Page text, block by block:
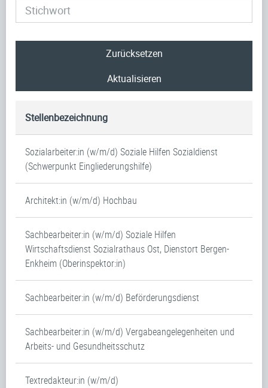
Zurücksetzen
Aktualisieren
Stellenbezeichnung
Sozialarbeiter:in (w/m/d) Soziale Hilfen Sozialdienst
(Schwerpunkt Eingliederungshilfe)
Architekt:in (w/m/d) Hochbau
Sachbearbeiter:in (w/m/d) Soziale Hilfen
Wirtschaftsdienst Sozialrathaus Ost, Dienstort Bergen-
Enkheim (Oberinspektor:in)
Sachbearbeiter:in (w/m/d) Beförderungsdienst
Sachbearbeiter:in (w/m/d) Vergabeangelegenheiten und
Arbeits- und Gesundheitsschutz
Textredakteur:in (w/m/d)